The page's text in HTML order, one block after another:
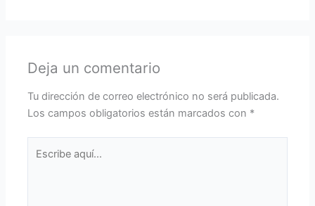
Deja un comentario
Tu dirección de correo electrónico no será publicada.
Los campos obligatorios están marcados con *